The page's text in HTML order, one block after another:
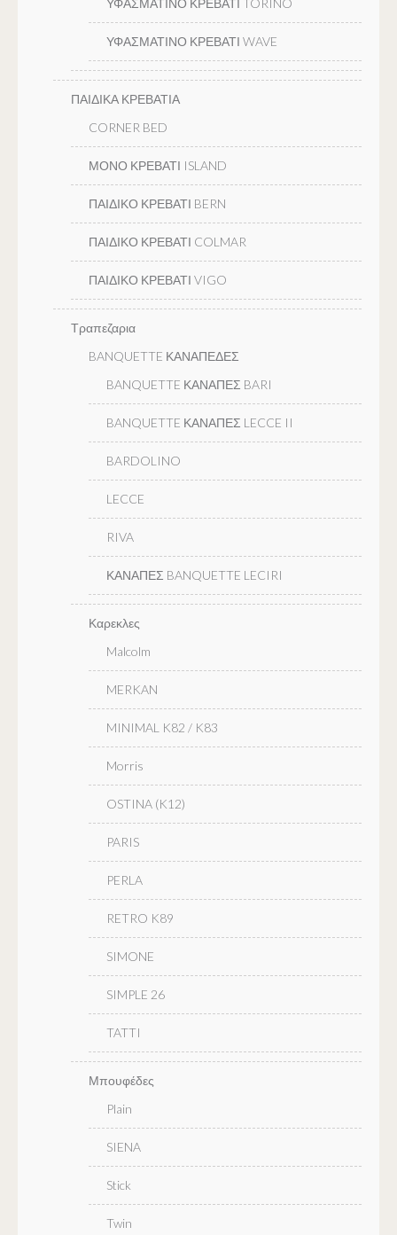
ΥΦΑΣΜΑΤΙΝΟ ΚΡΕΒΑΤΙ WAVE
ΠΑΙΔΙΚΑ ΚΡΕΒΑΤΙΑ
CORNER BED
ΜΟΝΟ ΚΡΕΒΑΤΙ ISLAND
ΠΑΙΔΙΚΟ ΚΡΕΒΑΤΙ BERN
ΠΑΙΔΙΚΟ ΚΡΕΒΑΤΙ COLMAR
ΠΑΙΔΙΚΟ ΚΡΕΒΑΤΙ VIGO
Τραπεζαρια
BANQUETTE ΚΑΝΑΠΕΔΕΣ
BANQUETTE ΚΑΝΑΠΕΣ BARI
BANQUETTE ΚΑΝΑΠΕΣ LECCE II
BARDOLINO
LECCE
RIVA
ΚΑΝΑΠΕΣ BANQUETTE LECIRI
Καρεκλες
Malcolm
MERKAN
MINIMAL K82 / K83
Morris
OSTINA (K12)
PARIS
PERLA
RETRO K89
SIMONE
SIMPLE 26
TATTI
Μπουφέδες
Plain
SIENA
Stick
Twin